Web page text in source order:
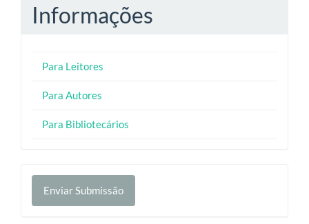
Informações
Para Leitores
Para Autores
Para Bibliotecários
Enviar
Submissão
Enviar Submissão